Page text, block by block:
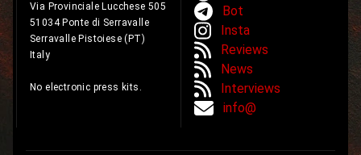
Via Provinciale Lucchese 505
51034 Ponte di Serravalle
Serravalle Pistoiese (PT)
Italy
No electronic press kits.
Bot
Insta
Reviews
News
Interviews
info@